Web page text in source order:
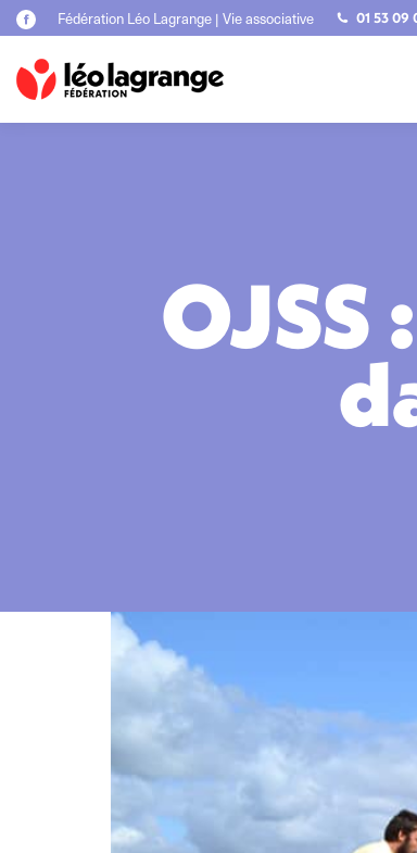
La
Facebook
s'ouvre
dans
une
Fédération Léo Lagrange | Vie associative 01 53 09